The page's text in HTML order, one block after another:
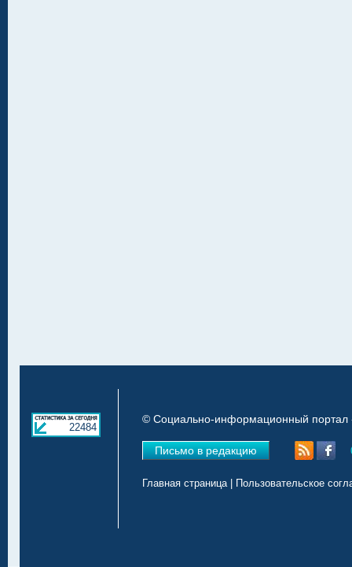
22484
© Социально-информационный портал
Письмо в редакцию
Главная страница| Пользовательское